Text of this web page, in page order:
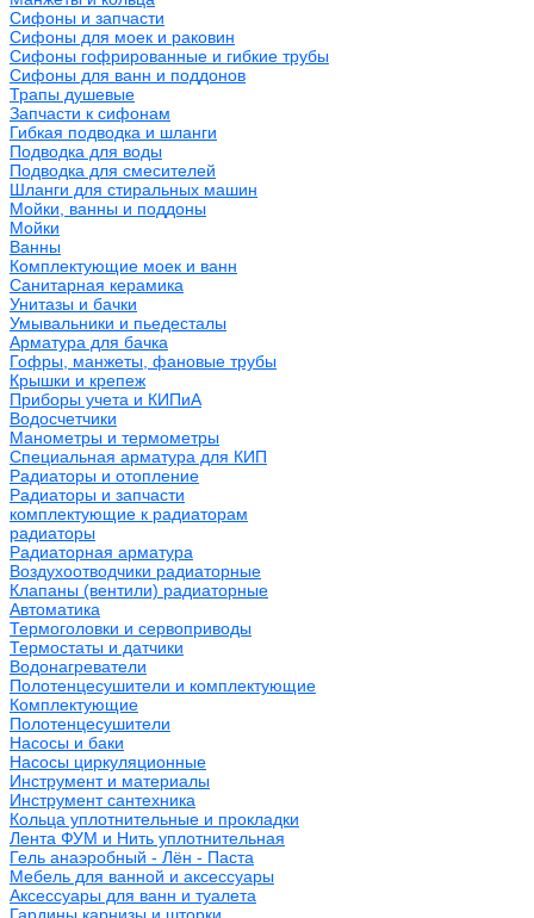
Сифоны и запчасти
Сифоны для моек и раковин
Сифоны гофрированные и гибкие трубы
Сифоны для ванн и поддонов
Трапы душевые
Запчасти к сифонам
Гибкая подводка и шланги
Подводка для воды
Подводка для смесителей
Шланги для стиральных машин
Мойки, ванны и поддоны
Мойки
Ванны
Комплектующие моек и ванн
Санитарная керамика
Унитазы и бачки
Умывальники и пьедесталы
Арматура для бачка
Гофры, манжеты, фановые трубы
Крышки и крепеж
Приборы учета и КИПиА
Водосчетчики
Манометры и термометры
Специальная арматура для КИП
Радиаторы и отопление
Радиаторы и запчасти
комплектующие к радиаторам
радиаторы
Радиаторная арматура
Воздухоотводчики радиаторные
Клапаны (вентили) радиаторные
Автоматика
Термоголовки и сервоприводы
Термостаты и датчики
Водонагреватели
Полотенцесушители и комплектующие
Комплектующие
Полотенцесушители
Насосы и баки
Насосы циркуляционные
Инструмент и материалы
Инструмент сантехника
Кольца уплотнительные и прокладки
Лента ФУМ и Нить уплотнительная
Гель анаэробный - Лён - Паста
Мебель для ванной и аксессуары
Аксессуары для ванн и туалета
Гардины карнизы и шторки